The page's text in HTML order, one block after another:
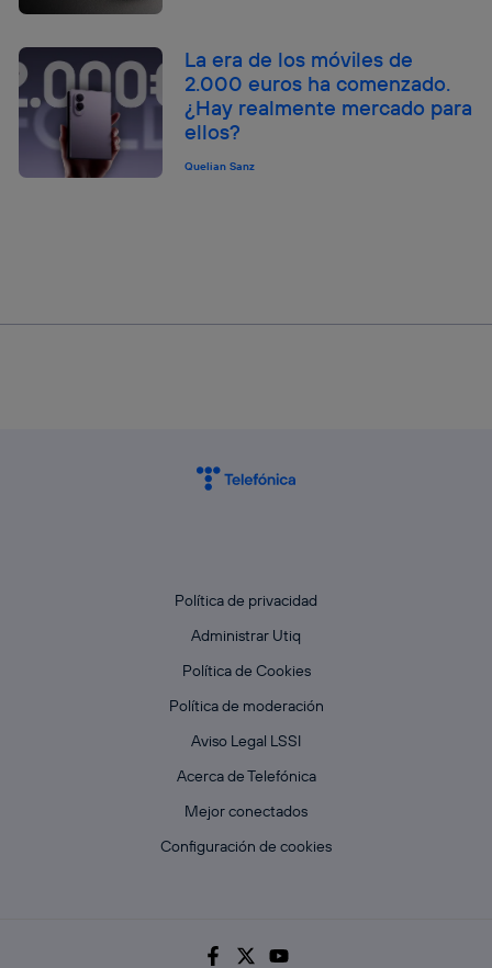
La era de los móviles de
2.000 euros ha comenzado.
¿Hay realmente mercado para
ellos?
Quelian Sanz
Política de privacidad
Administrar Utiq
Política de Cookies
Política de moderación
Aviso Legal LSSI
Acerca de Telefónica
Mejor conectados
Configuración de cookies